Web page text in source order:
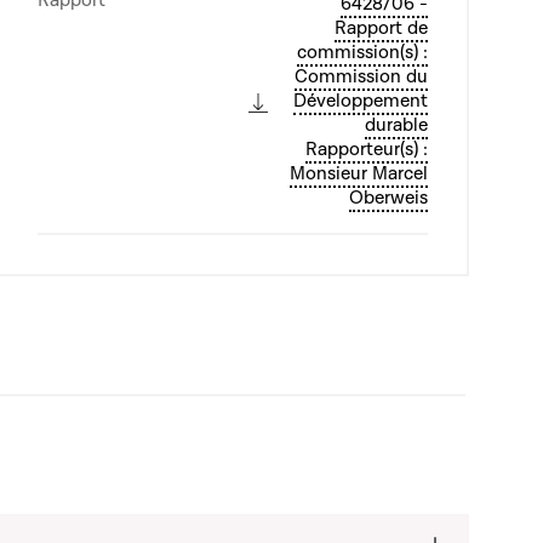
Rapport de
commission(s) :
Commission du
Développement
durable
Rapporteur(s) :
Monsieur Marcel
Oberweis